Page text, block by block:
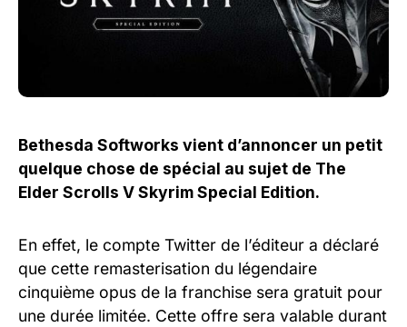
Bethesda Softworks vient d’annoncer un petit
quelque chose de spécial au sujet de The
Elder Scrolls V Skyrim Special Edition.
En effet, le compte Twitter de l’éditeur a déclaré
que cette remasterisation du légendaire
cinquième opus de la franchise sera gratuit pour
une durée limitée. Cette offre sera valable durant